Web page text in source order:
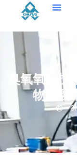
臭氧氧化
物断裂